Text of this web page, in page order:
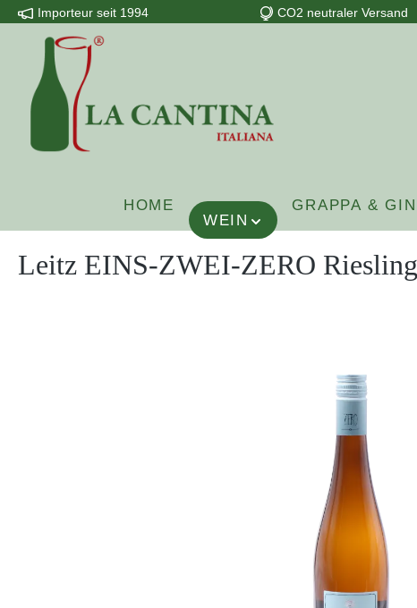
Hauptinhalt springen
Zur Suche springen
Zur Hauptnavigation springen
Importeur seit 1994 CO2 neutraler Versand
HOME
WEIN
GRAPPA & GIN
Leitz EINS-ZWEI-ZERO